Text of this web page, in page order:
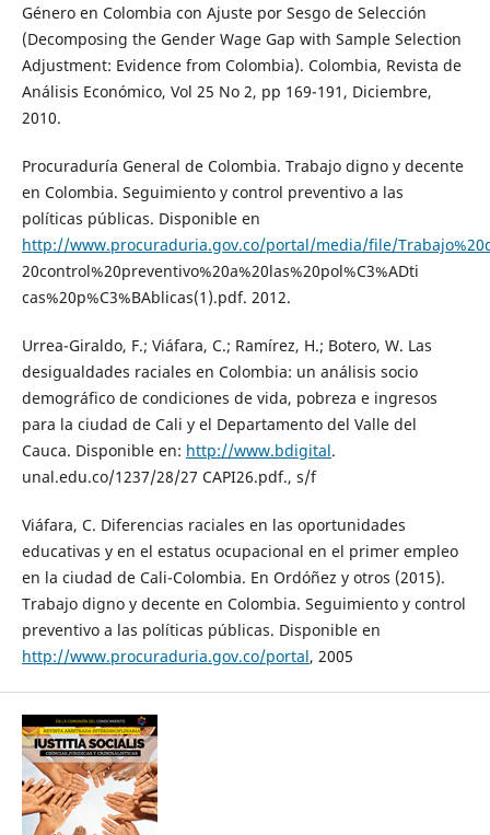
Género en Colombia con Ajuste por Sesgo de Selección
(Decomposing the Gender Wage Gap with Sample Selection
Adjustment: Evidence from Colombia). Colombia, Revista de
Análisis Económico, Vol 25 No 2, pp 169-191, Diciembre,
2010.
Procuraduría General de Colombia. Trabajo digno y decente
en Colombia. Seguimiento y control preventivo a las
políticas públicas. Disponible en
http://www.procuraduria.gov.co/portal/media/file/
20control%20preventivo%20a%20las%20pol%C3%ADti
cas%20p%C3%BAblicas(1).pdf. 2012.
Urrea-Giraldo, F.; Viáfara, C.; Ramírez, H.; Botero, W. Las
desigualdades raciales en Colombia: un análisis socio
demográfico de condiciones de vida, pobreza e ingresos
para la ciudad de Cali y el Departamento del Valle del
Cauca. Disponible en: http://www.bdigital.
unal.edu.co/1237/28/27 CAPI26.pdf., s/f
Viáfara, C. Diferencias raciales en las oportunidades
educativas y en el estatus ocupacional en el primer empleo
en la ciudad de Cali-Colombia. En Ordóñez y otros (2015).
Trabajo digno y decente en Colombia. Seguimiento y control
preventivo a las políticas públicas. Disponible en
http://www.procuraduria.gov.co/portal, 2005